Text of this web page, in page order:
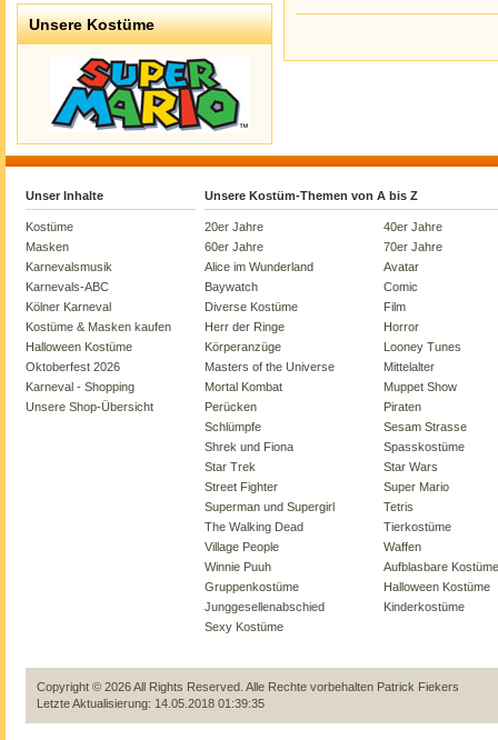
Unsere Kostüme
Unser Inhalte
Kostüme
Masken
Karnevalsmusik
Karnevals-ABC
Kölner Karneval
Kostüme & Masken kaufen
Halloween Kostüme
Oktoberfest 2026
Karneval - Shopping
Unsere Shop-Übersicht
Unsere Kostüm-Themen von A bis Z
20er Jahre
40er Jahre
60er Jahre
70er Jahre
Alice im Wunderland
Avatar
Baywatch
Comic
Diverse Kostüme
Film
Herr der Ringe
Horror
Körperanzüge
Looney Tunes
Masters of the Universe
Mittelalter
Mortal Kombat
Muppet Show
Perücken
Piraten
Schlümpfe
Sesam Strasse
Shrek und Fiona
Spasskostüme
Star Trek
Star Wars
Street Fighter
Super Mario
Superman und Supergirl
Tetris
The Walking Dead
Tierkostüme
Village People
Waffen
Winnie Puuh
Aufblasbare Kostüme
Gruppenkostüme
Halloween Kostüme
Junggesellenabschied
Kinderkostüme
Sexy Kostüme
Copyright © 2026 All Rights Reserved. Alle Rechte vorbehalten Patrick Fiekers
Letzte Aktualisierung: 14.05.2018 01:39:35